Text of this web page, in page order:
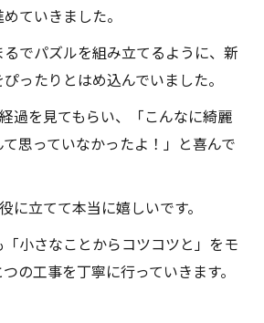
ていきました。
でパズルを組み立てるように、新
ったりとはめ込んでいました。
過を見てもらい、「こんなに綺麗
思っていなかったよ！」と喜んで
に立てて本当に嬉しいです。
小さなことからコツコツと」をモ
の工事を丁寧に行っていきます。